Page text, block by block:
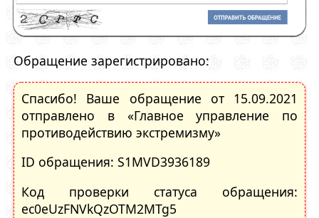
Обращение зарегистрировано:
Спасибо! Ваше обращение от 15.09.2021
отправлено в «Главное управление по
противодействию экстремизму»
ID обращения: S1MVD3936189
Код проверки статуса обращения:
ec0eUzFNVkQzOTM2MTg5